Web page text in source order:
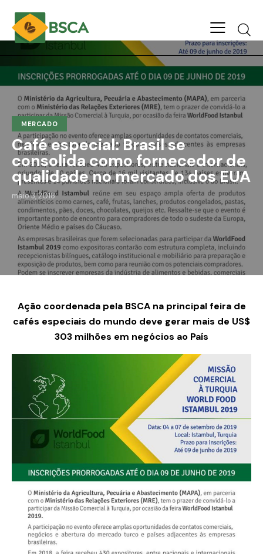
MERCADO
Café especial: Brasil se
consolida como fornecedor de
qualidade no mercado dos EUA
maio 3, 2018
Ação coordenada pela BSCA na principal feira de
cafés especiais do mundo deve gerar mais de US$
303 milhões em negócios ao País